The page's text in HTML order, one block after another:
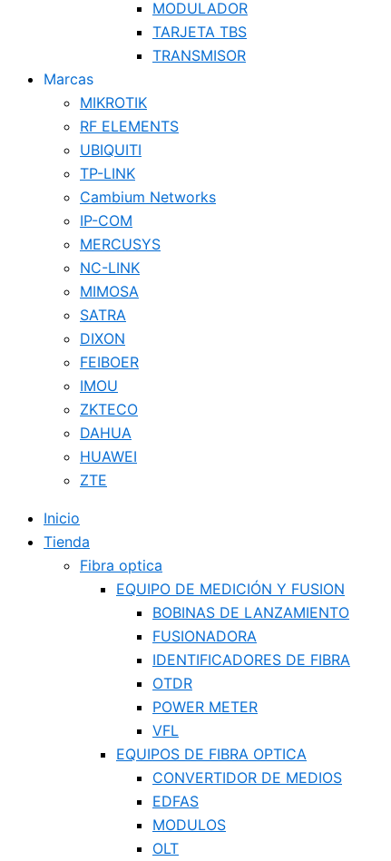
MODULADOR
TARJETA TBS
TRANSMISOR
Marcas
MIKROTIK
RF ELEMENTS
UBIQUITI
TP-LINK
Cambium Networks
IP-COM
MERCUSYS
NC-LINK
MIMOSA
SATRA
DIXON
FEIBOER
IMOU
ZKTECO
DAHUA
HUAWEI
ZTE
Inicio
Tienda
Fibra optica
EQUIPO DE MEDICIÓN Y FUSION
BOBINAS DE LANZAMIENTO
FUSIONADORA
IDENTIFICADORES DE FIBRA
OTDR
POWER METER
VFL
EQUIPOS DE FIBRA OPTICA
CONVERTIDOR DE MEDIOS
EDFAS
MODULOS
OLT